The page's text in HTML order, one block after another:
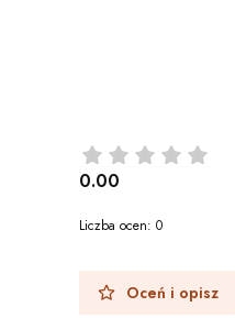
0.00
Liczba ocen: 0
Oceń i opisz